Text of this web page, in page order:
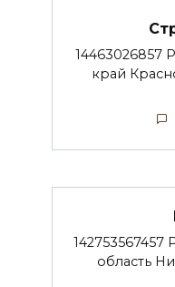
14463026857
край
область